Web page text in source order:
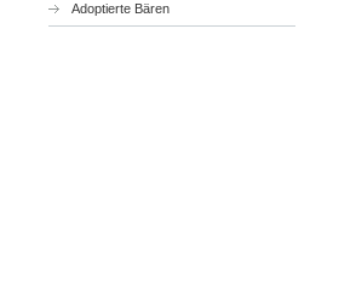
Adoptierte Bären